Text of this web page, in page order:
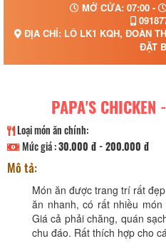
MỞ CỬA: 07:00 -
ĐỊA CHỈ: LÔ LK1 KQH, ĐOÀN
ĐẶT
PAPA'S
Loại món ăn chính:
Mức giá :30.000 đ - 200.000 đ
Mô tả:
Món ăn được trang trí rất
ăn nhanh, có rất nhiều
Giá cả phải chăng, quán
chu đáo. Rất thích hợp cho